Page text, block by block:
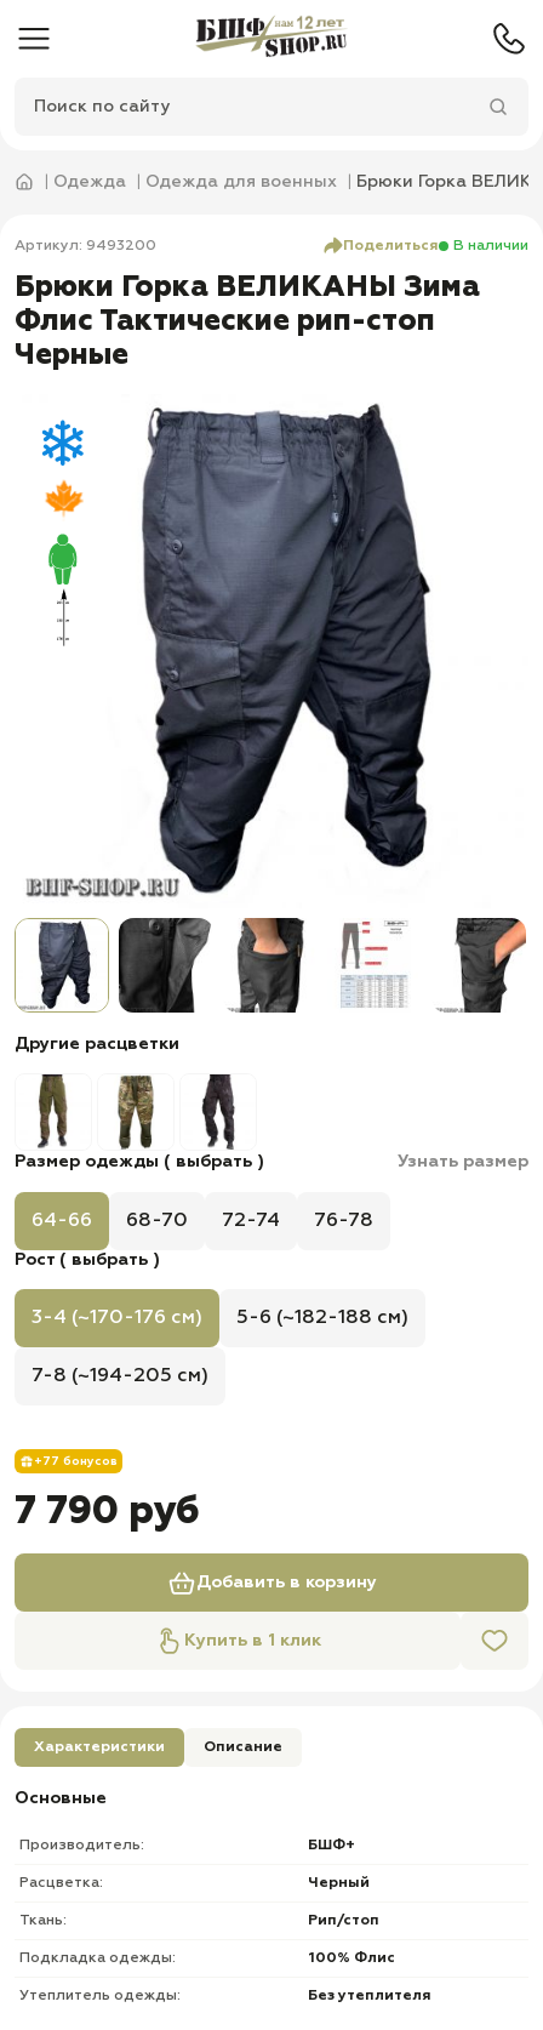
Одежда Одежда для военных Брюки Горка
Артикул: 9493200 Поделиться В наличии
Брюки Горка ВЕЛИКАНЫ Зима
Флис Тактические рип-стоп
Черные
Другие расцветки
Размер одежды ( выбрать ) Узнать размер
64-66 68-70 72-74 76-78
Рост ( выбрать )
3-4 (~170-176 см) 5-6 (~182-188 см)
7-8 (~194-205 см)
+77 бонусов
7 790 руб
Добавить в корзину
Купить в 1 клик
Характеристики Описание
Основные
Производитель: БШФ+
Расцветка: Черный
Ткань: Рип/стоп
Подкладка одежды: 100% Флис
Утеплитель одежды: Без утеплителя